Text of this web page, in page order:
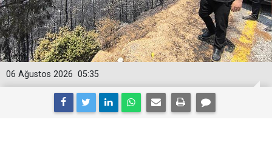
05:35
06 Ağustos 2026